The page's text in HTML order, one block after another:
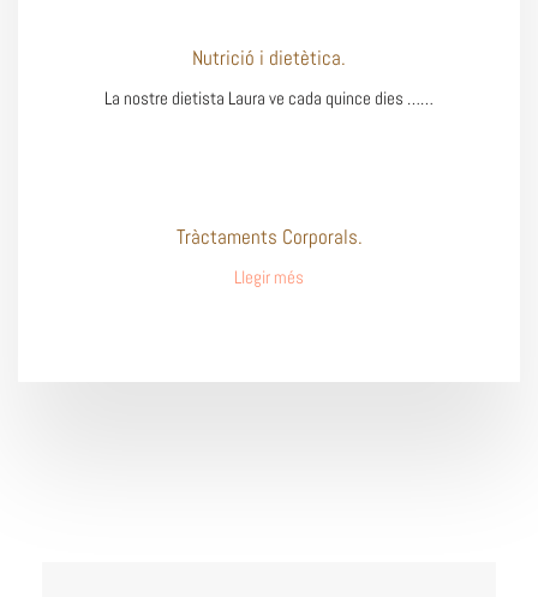
Nutrició i dietètica.
La nostre dietista Laura ve cada quince dies ……
Tràctaments Corporals.
Llegir més